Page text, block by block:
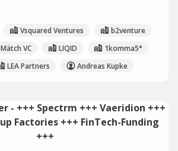
Vsquared Ventures
b2venture
Mätch VC LIQID
1komma5°
LEA Partners Andreas Kupke